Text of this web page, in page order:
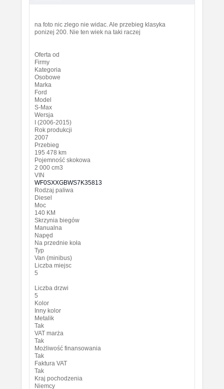
na foto nic zlego nie widac. Ale przebieg klasyka
ponizej 200. Nie ten wiek na taki raczej
Oferta od
Firmy
Kategoria
Osobowe
Marka
Ford
Model
S-Max
Wersja
I (2006-2015)
Rok produkcji
2007
Przebieg
195 478 km
Pojemność skokowa
2 000 cm3
VIN
WF0SXXGBWS7K35813
Rodzaj paliwa
Diesel
Moc
140 KM
Skrzynia biegów
Manualna
Napęd
Na przednie koła
Typ
Van (minibus)
Liczba miejsc
5
Liczba drzwi
5
Kolor
Inny kolor
Metalik
Tak
VAT marża
Tak
Możliwość finansowania
Tak
Faktura VAT
Tak
Kraj pochodzenia
Niemcy